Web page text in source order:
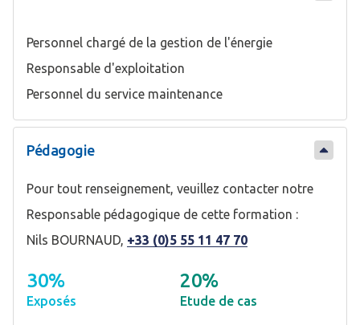
Personnel chargé de la gestion de l'énergie
Responsable d'exploitation
Personnel du service maintenance
Pédagogie
Pour tout renseignement, veuillez contacter notre
Responsable pédagogique de cette formation :
Nils BOURNAUD, +33 (0)5 55 11 47 70
30%
Exposés
20%
Etude de cas